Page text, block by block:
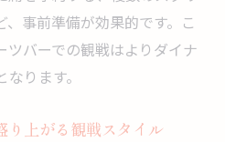
事前準備が効果的です。こ
ツバーでの観戦はよりダイナ
ります。
り上がる観戦スタイル